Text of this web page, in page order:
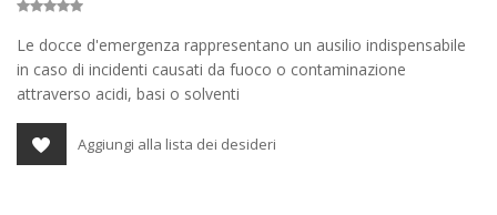
Le docce d'emergenza rappresentano un ausilio indispensabile
in caso di incidenti causati da fuoco o contaminazione
attraverso acidi, basi o solventi
Aggiungi alla lista dei desideri